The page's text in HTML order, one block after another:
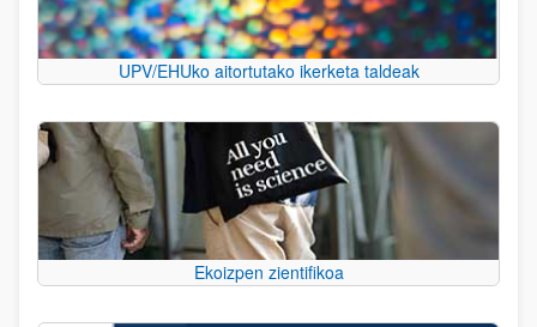
UPV/EHUko aitortutako ikerketa taldeak
Ekoizpen zientifikoa